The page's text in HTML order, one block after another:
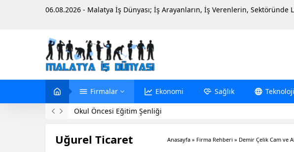
06.08.2026 - Malatya İş Dünyası; İş Arayanların, İş Verenlerin, Sektöründe
Firmalar Ekonomi Sağlık Teknoloji
Okul Öncesi Eğitim Şenliği
Uğurel Ticaret Anasayfa » Firma Rehberi » Demir Çelik Cam ve